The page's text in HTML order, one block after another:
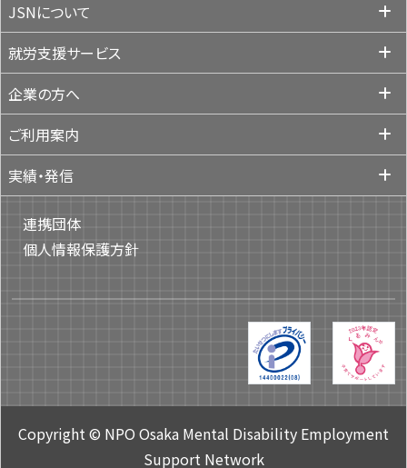
JSNについて
就労支援サービス
企業の方へ
ご利用案内
実績・発信
連携団体
個人情報保護方針
Copyright © NPO Osaka Mental Disability Employment
Support Network